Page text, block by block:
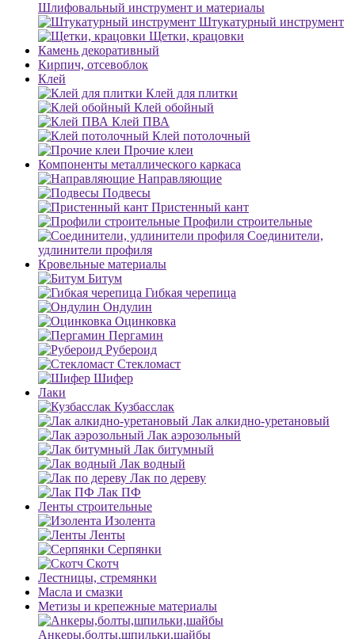
Шлифовальный инструмент и материалы
Штукатурный инструмент
Щетки, крацовки
Камень декоративный
Кирпич, отсевоблок
Клей
Клей для плитки
Клей обойный
Клей ПВА
Клей потолочный
Прочие клеи
Компоненты металлического каркаса
Направляющие
Подвесы
Пристенный кант
Профили строительные
Соединители,
удлинители профиля
Кровельные материалы
Битум
Гибкая черепица
Ондулин
Оцинковка
Пергамин
Рубероид
Стекломаст
Шифер
Лаки
Кузбасслак
Лак алкидно-уретановый
Лак аэрозольный
Лак битумный
Лак водный
Лак по дереву
Лак ПФ
Ленты строительные
Изолента
Ленты
Серпянки
Скотч
Лестницы, стремянки
Масла и смазки
Метизы и крепежные материалы
Анкеры,болты,шпильки,шайбы